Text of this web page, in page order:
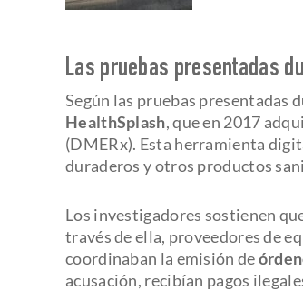
Las pruebas presentadas
Según las pruebas presentadas
HealthSplash, que en 2017
(DMERx). Esta herramienta
duraderos y otros productos
Los investigadores sostienen
través de ella, proveedores de
coordinaban la emisión de
acusación, recibían pagos